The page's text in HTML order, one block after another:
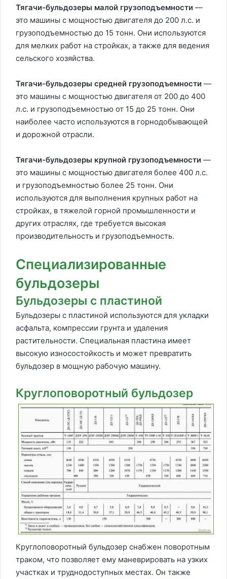
Тягачи-бульдозеры малой грузоподъемности —
это машины с мощностью двигателя до 200 л.с. и
грузоподъемностью до 15 тонн. Они используются
для мелких работ на стройках, а также для ведения
сельского хозяйства.
Тягачи-бульдозеры средней грузоподъемности —
это машины с мощностью двигателя от 200 до 400
л.с. и грузоподъемностью от 15 до 25 тонн. Они
наиболее часто используются в горнодобывающей
и дорожной отрасли.
Тягачи-бульдозеры крупной грузоподъемности —
это машины с мощностью двигателя более 400 л.с.
и грузоподъемностью более 25 тонн. Они
используются для выполнения крупных работ на
стройках, в тяжелой горной промышленности и
других отраслях, где требуется высокая
производительность и грузоподъемность.
Специализированные
бульдозеры
Бульдозеры с пластиной
Бульдозеры с пластиной используются для укладки
асфальта, компрессии грунта и удаления
растительности. Специальная пластина имеет
высокую износостойкость и может превратить
бульдозер в мощную рабочую машину.
Круглоповоротный бульдозер
Круглоповоротный бульдозер снабжен поворотным
траком, что позволяет ему маневрировать на узких
участках и труднодоступных местах. Он также